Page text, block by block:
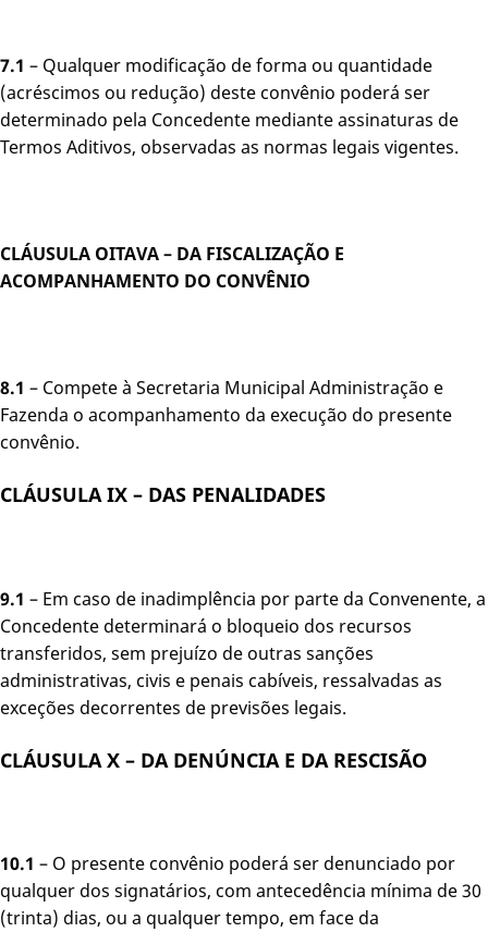
7.1 – Qualquer modificação de forma ou quantidade
(acréscimos ou redução) deste convênio poderá ser
determinado pela Concedente mediante assinaturas de
Termos Aditivos, observadas as normas legais vigentes.
CLÁUSULA OITAVA – DA FISCALIZAÇÃO E
ACOMPANHAMENTO DO CONVÊNIO
8.1 – Compete à Secretaria Municipal Administração e
Fazenda o acompanhamento da execução do presente
convênio.
CLÁUSULA IX – DAS PENALIDADES
9.1 – Em caso de inadimplência por parte da Convenente, a
Concedente determinará o bloqueio dos recursos
transferidos, sem prejuízo de outras sanções
administrativas, civis e penais cabíveis, ressalvadas as
exceções decorrentes de previsões legais.
CLÁUSULA X – DA DENÚNCIA E DA RESCISÃO
10.1 – O presente convênio poderá ser denunciado por
qualquer dos signatários, com antecedência mínima de 30
(trinta) dias, ou a qualquer tempo, em face da